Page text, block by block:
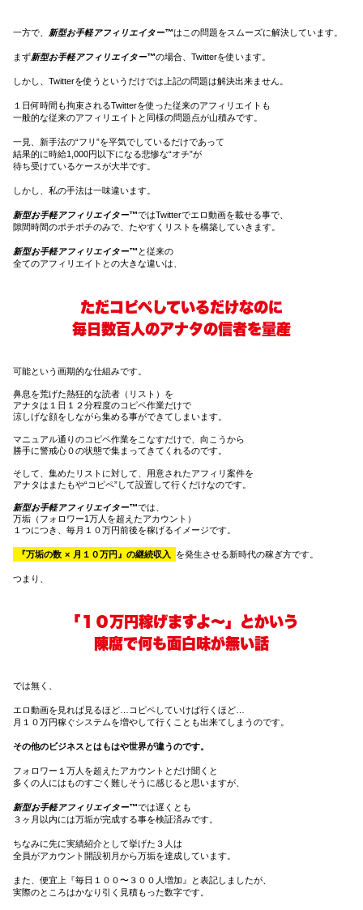
一方で、 新型お手軽アフィリエイター™はこの問題をスムーズに解決しています。
まず新型お手軽アフィリエイター™の場合、Twitterを使います。
しかし、Twitterを使うというだけでは上記の問題は解決出来ません。
１日何時間も拘束されるTwitterを使った従来のアフィリエイトも
一般的な従来のアフィリエイトと同様の問題点が山積みです。
一見、新手法の“フリ”を平気でしているだけであって
結果的に時給1,000円以下になる悲惨な“オチ”が
待ち受けているケースが大半です。
しかし、私の手法は一味違います。
新型お手軽アフィリエイター™ではTwitterでエロ動画を載せる事で、
隙間時間のポチポチのみで、たやすくリストを構築していきます。
新型お手軽アフィリエイター™ と従来の
全てのアフィリエイトとの大きな違いは、
ただコピペしているだけなのに
毎日数百人のアナタの信者を量産
可能という画期的な仕組みです。
鼻息を荒げた熱狂的な読者（リスト）を
アナタは１日１２分程度のコピペ作業だけで
涼しげな顔をしながら集める事ができてしまいます。
マニュアル通りのコピペ作業をこなすだけで、向こうから
勝手に警戒心０の状態で集まってきてくれるのです。
そして、集めたリストに対して、用意されたアフィリ案件を
アナタはまたもや“コピペ”して設置して行くだけなのです。
新型お手軽アフィリエイター™では、
万垢（フォロワー1万人を超えたアカウント）
１つにつき、毎月１０万円前後を稼げるイメージです。
『万垢の数 × 月１０万円』の継続収 入 を発生させる新時代の稼ぎ方です。
つまり、
「１０万円稼げますよ〜」とかいう
陳腐で何も面白味が無い話
では無く、
エロ動画を見れば見るほど…コピペしていけば行くほど…
月１０万円稼ぐシステムを増やして行くことも出来てしまうのです。
その他のビジネスとはもはや世界が違うのです。
フォロワー１万人を超えたアカウントとだけ聞くと
多くの人にはものすごく難しそうに感じると思いますが、
新型お手軽アフィリエイター™では遅くとも
３ヶ月以内には万垢が完成する事を検証済みです。
ちなみに先に実績紹介として挙げた３人は
全員がアカウント開設初月から万垢を達成しています。
また、便宜上『毎日１００〜３００人増加』と表記しましたが、
実際のところはかなり引く見積もった数字です。